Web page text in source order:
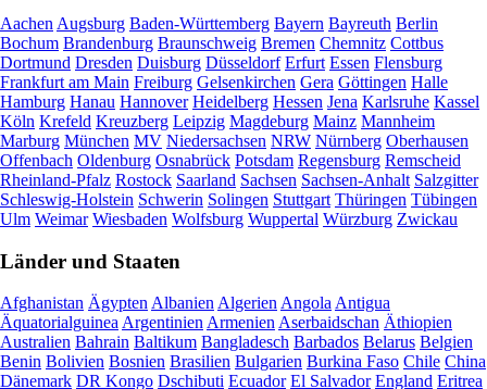
Aachen Augsburg Baden-Württemberg Bayern Bayreuth Berlin
Bochum Brandenburg Braunschweig Bremen Chemnitz Cottbus
Dortmund Dresden Duisburg Düsseldorf Erfurt Essen Flensburg
Frankfurt am Main Freiburg Gelsenkirchen Gera Göttingen Halle
Hamburg Hanau Hannover Heidelberg Hessen Jena Karlsruhe Kassel
Köln Krefeld Kreuzberg Leipzig Magdeburg Mainz Mannheim
Marburg München MV Niedersachsen NRW Nürnberg Oberhausen
Offenbach Oldenburg Osnabrück Potsdam Regensburg Remscheid
Rheinland-Pfalz Rostock Saarland Sachsen Sachsen-Anhalt Salzgitter
Schleswig-Holstein Schwerin Solingen Stuttgart Thüringen Tübingen
Ulm Weimar Wiesbaden Wolfsburg Wuppertal Würzburg Zwickau
Länder und Staaten
Afghanistan Ägypten Albanien Algerien Angola Antigua
Äquatorialguinea Argentinien Armenien Aserbaidschan Äthiopien
Australien Bahrain Baltikum Bangladesch Barbados Belarus Belgien
Benin Bolivien Bosnien Brasilien Bulgarien Burkina Faso Chile China
Dänemark DR Kongo Dschibuti Ecuador El Salvador England Eritrea